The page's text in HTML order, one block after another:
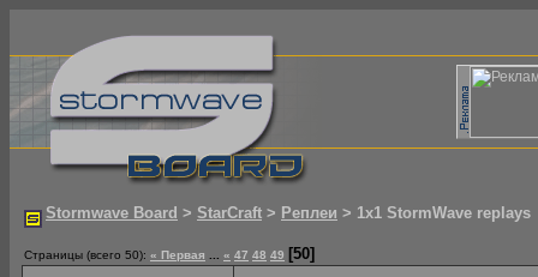
Stormwave Board > StarCraft > Реплеи > 1х1 StormWave replays
Страницы (всего 50): « Первая « 47 48 49 [50]